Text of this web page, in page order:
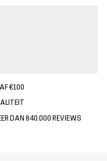
€100
DAN 840.000 REVIEWS